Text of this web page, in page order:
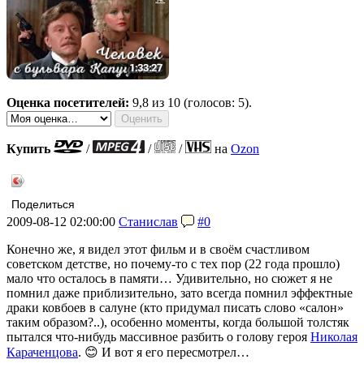
Оценка посетителей: 9,8 из 10 (голосов: 5).
Купить / / / наOzon
Поделиться
2009-08-12 02:00:00 Станислав
#0
Конечно же, я видел этот фильм и в своём счастливом
советском детстве, но почему-то с тех пор (22 года прошло)
мало что осталось в памяти… Удивительно, но сюжет я не
помнил даже приблизительно, зато всегда помнил эффектные
драки ковбоев в салуне (кто придумал писать слово «салон»
таким образом?..), особенно моменты, когда большой толстяк
пытался что-нибудь массивное разбить о голову героя Николая
Караченцова. 😊 И вот я его пересмотрел…